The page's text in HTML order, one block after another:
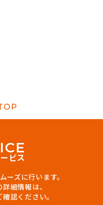
ICE
ビス
ーズに行います。
細情報は、
認ください。